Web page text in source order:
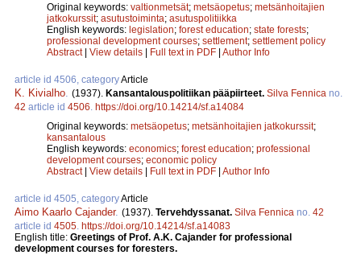
Original keywords: valtionmetsät; metsäopetus; metsänhoitajien
jatkokurssit; asutustoiminta; asutuspolitiikka
English keywords: legislation; forest education; state forests;
professional development courses; settlement; settlement policy
Abstract| View details | Full text in PDF | Author Info
article id 4506, categoryArticle
K. Kivialho (1937). Kansantalouspolitiikan pääpiirteet. Silva Fennica no.
42 article id 4506 https://doi.org/10.14214/sf.a14084
Original keywords: metsäopetus; metsänhoitajien jatkokurssit;
kansantalous
English keywords: economics; forest education; professional
development courses; economic policy
Abstract| View details | Full text in PDF | Author Info
article id 4505, categoryArticle
Aimo Kaarlo Cajander. (1937). Tervehdyssanat. Silva Fennica no. 42
article id 4505 https://doi.org/10.14214/sf.a14083
English title: Greetings of Prof. A.K. Cajander for professional
development courses for foresters.